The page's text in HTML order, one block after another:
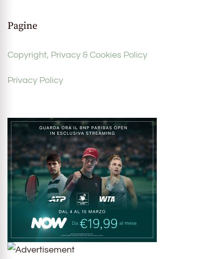
Pagine
Copyright, Privacy & Cookies Policy
Privacy Policy